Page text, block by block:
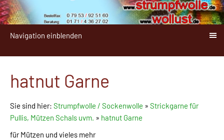
Navigation einblenden
hatnut Garne
Sie sind hier: Strumpfwolle / Sockenwolle » Strickgarne für
Pullis, Mützen Schals uvm. » hatnut Garne
für Mützen und vieles mehr